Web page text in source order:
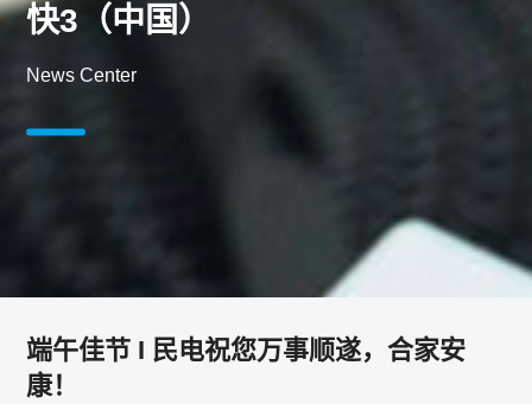
快3（中国）
News Center
端午佳节 I 民电祝您万事顺遂，合家安
康！